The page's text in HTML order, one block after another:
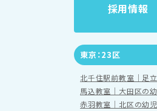
採用情報
東京：23区
北千住駅前教室｜足
馬込教室｜大田区の
赤羽教室｜北区の幼